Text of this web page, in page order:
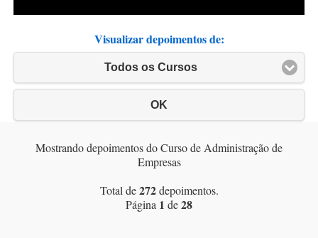
Visualizar depoimentos de:
Todos os Cursos
OK
Mostrando depoimentos do Curso de Administração de
Empresas
Total de272depoimentos.
Página 1 de28